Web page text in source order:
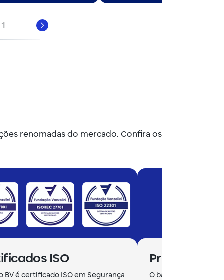
renomadas do mercado. Confira os
ISO
BV é certificado ISO em Segurança
Prevenção
O banco BV reforça